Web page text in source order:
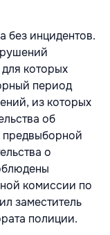
без инцидентов.
которых
период
из которых
об
предвыборной
о
комиссии по
заместитель
полиции.